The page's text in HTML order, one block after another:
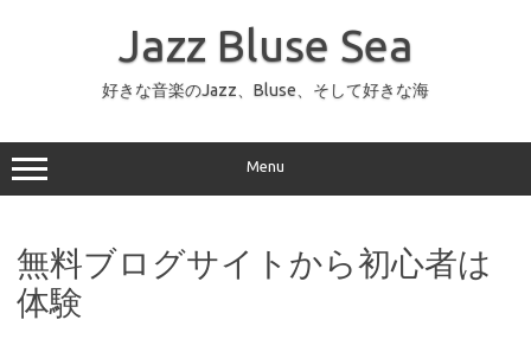
ッ
プ
Jazz Bluse Sea
好きな音楽のJazz、Bluse、そして好きな海
Menu
無料ブログサイトから初心者は
体験